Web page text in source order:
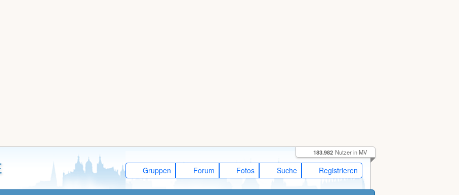
Gruppen Forum Fotos Suche Registrieren
183.982 Nutzer in MV